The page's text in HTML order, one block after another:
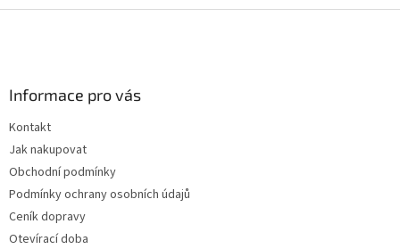
l
Informace pro vás
Kontakt
Jak nakupovat
Obchodní podmínky
Podmínky ochrany osobních údajů
Ceník dopravy
Otevírací doba